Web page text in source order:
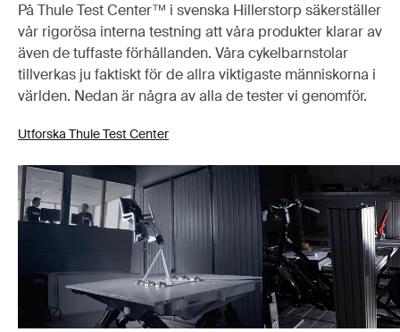
På Thule Test Center™ i svenska Hillerstorp säkerställer
vår rigorösa interna testning att våra produkter klarar av
även de tuffaste förhållanden. Våra cykelbarnstolar
tillverkas ju faktiskt för de allra viktigaste människorna i
världen. Nedan är några av alla de tester vi genomför.
Utforska Thule Test Center